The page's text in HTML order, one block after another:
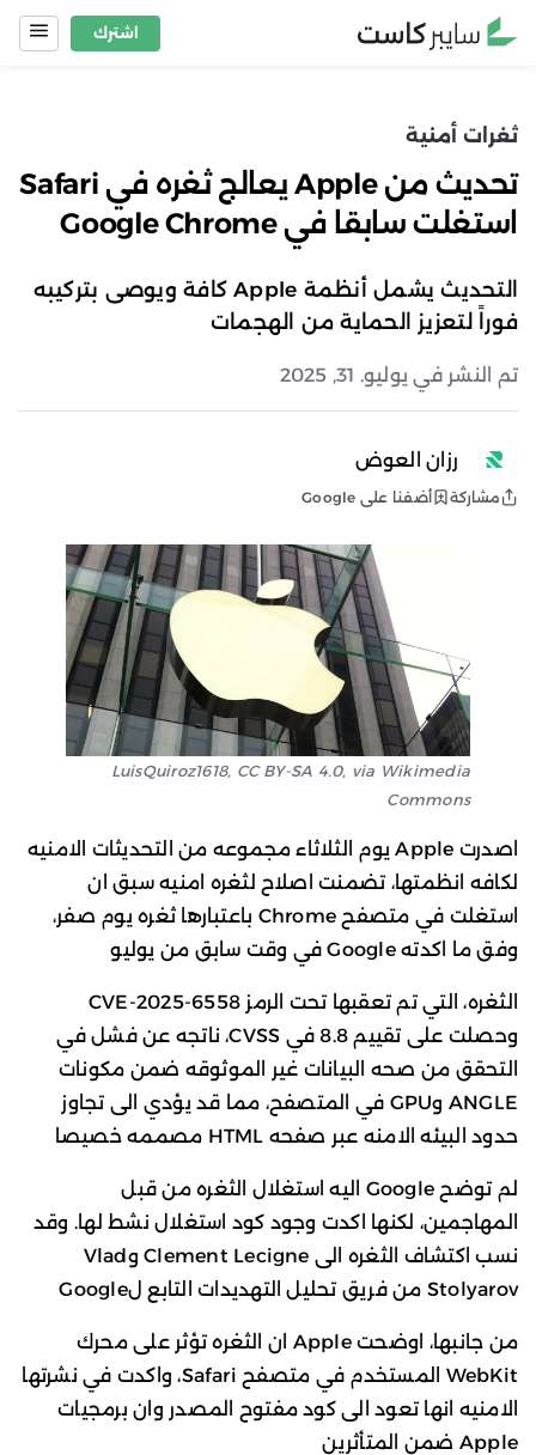
Skip
اشترك
ثغرات أمنية
تحديث من Apple يعالج ثغره في Safari
استغلت سابقا في Google Chrome
التحديث يشمل أنظمة Apple كافة ويوصى بتركيبه
فوراً لتعزيز الحماية من الهجمات
تم النشر في يوليو. 31, 2025
رزان العوض
مشاركة أضفنا على Google
LuisQuiroz1618, CC BY-SA 4.0, via Wikimedia
Commons
اصدرت Apple يوم الثلاثاء مجموعه من التحديثات الامنيه
لكافه انظمتها، تضمنت اصلاح لثغره امنيه سبق ان
استغلت في متصفح Chrome باعتبارها ثغره يوم صفر،
وفق ما اكدته Google في وقت سابق من يوليو
الثغره، التي تم تعقبها تحت الرمز CVE-2025-6558
وحصلت على تقييم 8.8 في CVSS، ناتجه عن فشل في
التحقق من صحه البيانات غير الموثوقه ضمن مكونات
ANGLE وGPU في المتصفح، مما قد يؤدي الى تجاوز
حدود البيئه الامنه عبر صفحه HTML مصممه خصيصا
لم توضح Google اليه استغلال الثغره من قبل
المهاجمين، لكنها اكدت وجود كود استغلال نشط لها. وقد
نسب اكتشاف الثغره الى Clement Lecigne وVlad
Stolyarov من فريق تحليل التهديدات التابع لGoogle
من جانبها، اوضحت Apple ان الثغره تؤثر على محرك
WebKit المستخدم في متصفح Safari، واكدت في نشرتها
الامنيه انها تعود الى كود مفتوح المصدر وان برمجيات
Apple ضمن المتأثرين